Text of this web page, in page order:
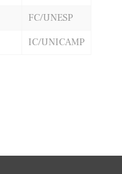
FC/UNESP
IC/UNICAMP